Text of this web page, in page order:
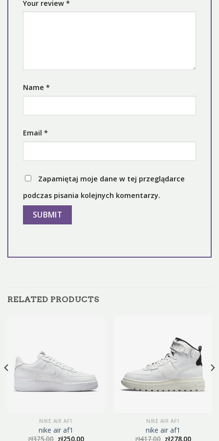
Your review *
Name *
Email *
Zapamiętaj moje dane w tej przeglądarce
podczas pisania kolejnych komentarzy.
RELATED PRODUCTS
NIKE AIR AF1
nike air af1
zł375.00 zł250.00
NIKE AIR AF1
nike air af1
zł417.00 zł278.00